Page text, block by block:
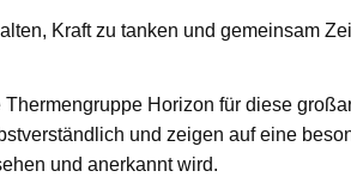
Kraft zu tanken und gemeinsam
Horizon für diese
und zeigen auf eine
und anerkannt wird.